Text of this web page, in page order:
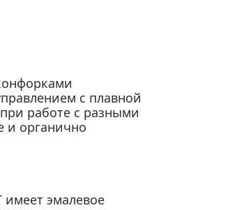
с плавной
работе с разными
и органично
имеет эмалевое